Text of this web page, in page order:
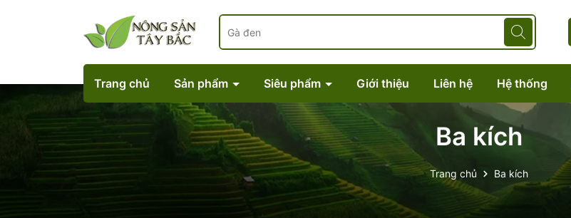
Trang chủ Sản phẩm Siêu phẩm Giới thiệu Liên hệ Hệ thống
Ba kích
Trang chủ Ba kích